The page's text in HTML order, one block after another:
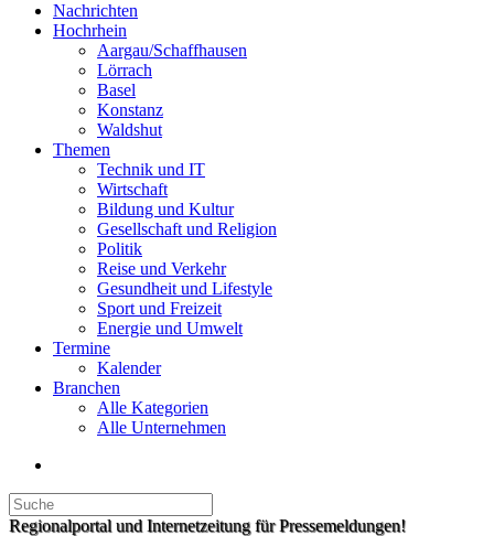
Nachrichten
Hochrhein
Aargau/Schaffhausen
Lörrach
Basel
Konstanz
Waldshut
Themen
Technik und IT
Wirtschaft
Bildung und Kultur
Gesellschaft und Religion
Politik
Reise und Verkehr
Gesundheit und Lifestyle
Sport und Freizeit
Energie und Umwelt
Termine
Kalender
Branchen
Alle Kategorien
Alle Unternehmen
Regionalportal und Internetzeitung für Pressemeldungen!